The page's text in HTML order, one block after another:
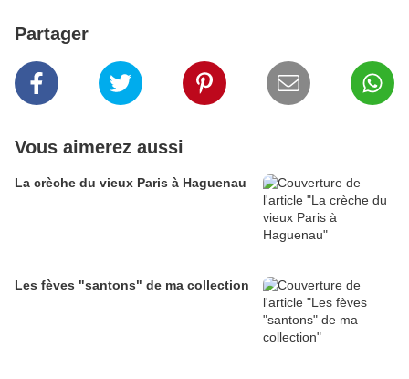
Partager
Vous aimerez aussi
La crèche du vieux Paris à Haguenau
Les fèves "santons" de ma collection